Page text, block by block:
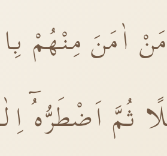
اٰمَنَ مِنْهُمْ
ثُمَّ